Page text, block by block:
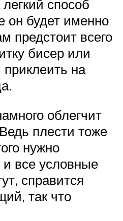
способ
он будет именно
предстоит всего
бисер или
приклеить на
облегчит
плести тоже
нужно
все условные
справится
так что